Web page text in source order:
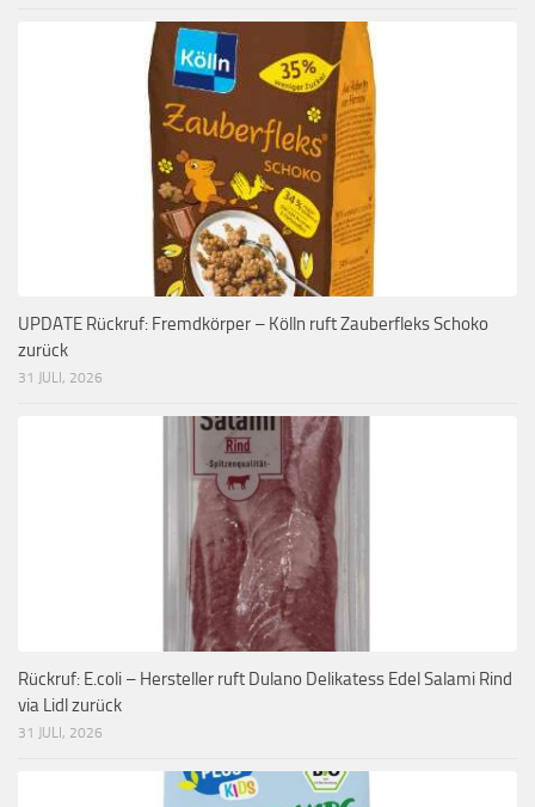
UPDATE Rückruf: Fremdkörper – Kölln ruft Zauberfleks Schoko
zurück
31 JULI, 2026
Rückruf: E.coli – Hersteller ruft Dulano Delikatess Edel Salami Rind
via Lidl zurück
31 JULI, 2026